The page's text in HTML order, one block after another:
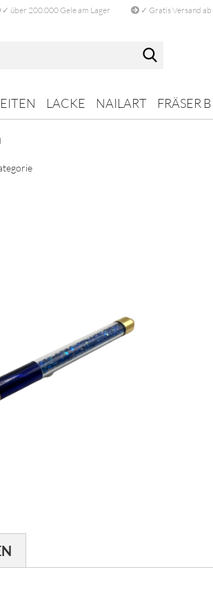
✓ über 200.000 Gele am Lager ✓ Gratis Versand
LACKE NAILART FRÄSER